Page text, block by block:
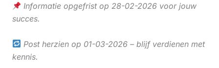
Informatie opgefrist op 28-02-2026 voor jouw
succes.
Post herzien op 01-03-2026 – blijf verdienen met
kennis.